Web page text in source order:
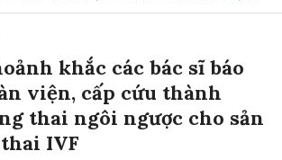
khắc các bác sĩ báo
viện, cấp cứu thành
thai ngôi ngược cho sản
IVF